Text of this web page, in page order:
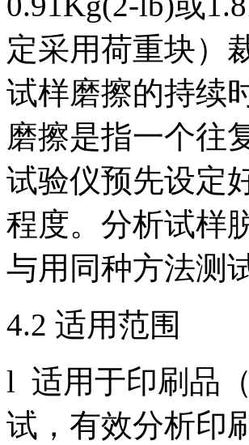
定采用荷重块）
试样磨擦的持续
磨擦是指一个往
试验仪预先设定
程度。分析试样
与用同种方法测
4.2 适用范围
l 适用于印刷品
试，有效分析印